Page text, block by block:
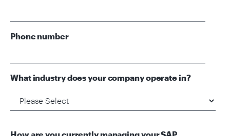
Phone number
What industry does your company operate in?